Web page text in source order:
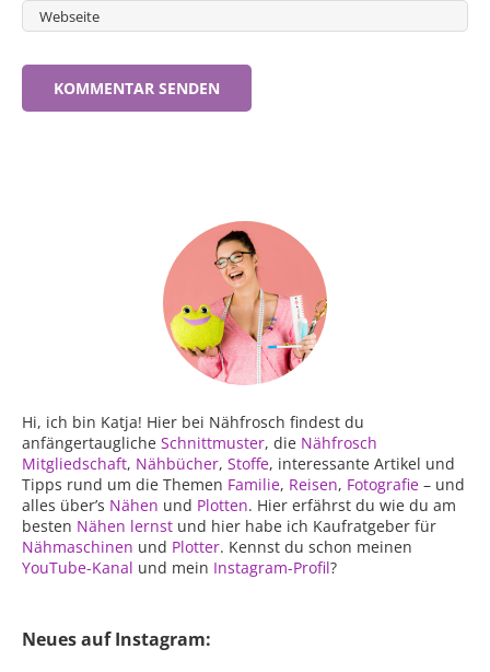
Hi, ich bin Katja! Hier bei Nähfrosch findest du
anfängertaugliche Schnittmuster, die Nähfrosch
Mitgliedschaft, Nähbücher, Stoffe, interessante Artikel und
Tipps rund um die Themen Familie, Reisen, Fotografie – und
alles über’s Nähen und Plotten. Hier erfährst du wie du am
besten Nähen lernst und hier habe ich Kaufratgeber für
Nähmaschinen und Plotter. Kennst du schon meinen
YouTube-Kanal und mein Instagram-Profil?
Neues auf Instagram: